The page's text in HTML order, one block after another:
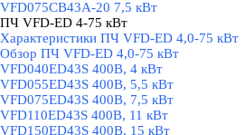
VFD075CB43A-20 7,5 кВт
ПЧ VFD-ED 4-75 кВт
Характеристики ПЧ VFD-ED 4,0-75 кВт
Обзор ПЧ VFD-ED 4,0-75 кВт
VFD040ED43S 400В, 4 кВт
VFD055ED43S 400В, 5,5 кВт
VFD075ED43S 400В, 7,5 кВт
VFD110ED43S 400В, 11 кВт
VFD150ED43S 400В, 15 кВт